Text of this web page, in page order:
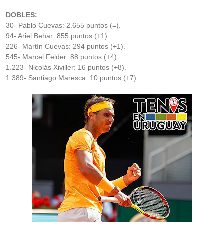
DOBLES:
30- Pablo Cuevas: 2.655 puntos (=).
94- Ariel Behar: 855 puntos (+1).
226- Martín Cuevas: 294 puntos (+1).
545- Marcel Felder: 88 puntos (+4).
1.223- Nicolás Xiviller: 16 puntos (+8).
1.389- Santiago Maresca: 10 puntos (+7).